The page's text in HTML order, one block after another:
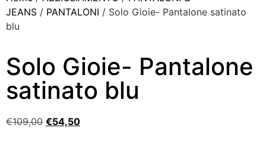
JEANS / PANTALONI / Solo Gioie- Pantalone satinato
blu
Solo Gioie- Pantalone
satinato blu
€109,00 €54,50